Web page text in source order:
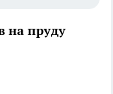
на пруду